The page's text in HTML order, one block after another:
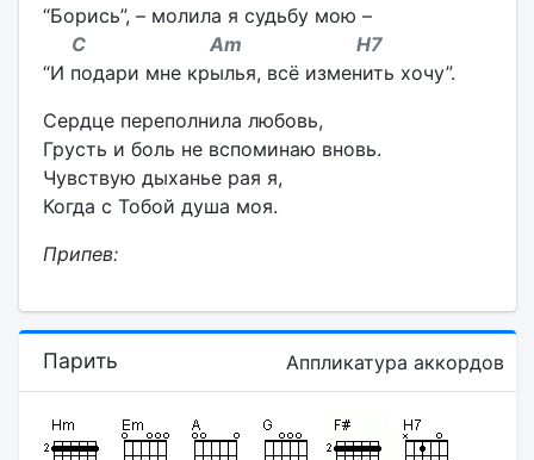
“Борись”, – молила я судьбу мою –
C Am H7
“И подари мне крылья, всё изменить хочу”.
Сердце переполнила любовь,
Грусть и боль не вспоминаю вновь.
Чувствую дыханье рая я,
Когда с Тобой душа моя.
Припев:
Парить Аппликатура аккордов